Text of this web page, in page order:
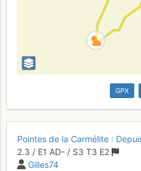
GPX
Pointes de la Carmélite :
2.3 / E1 AD- / S3 T3 E2
Gilles74